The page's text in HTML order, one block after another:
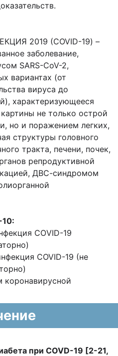
2019 (COVID-19) –
заболевание,
SARS-CoV-2,
вариантах (от
вируса до
характеризующееся
не только острой
но и поражением легких,
структуры головного
тракта, печени, почек,
репродуктивной
ДВС-синдромом
CОVID-19
COVID-19 (не
коронавирусной
при COVD-19 [2-21,